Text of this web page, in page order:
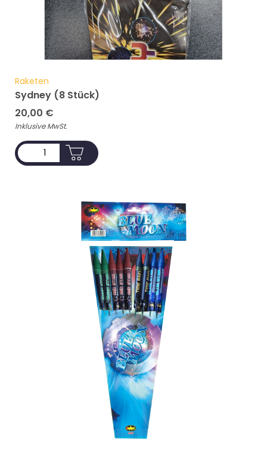
Raketen
Sydney (8 Stück)
20,00 €
Inklusive MwSt.